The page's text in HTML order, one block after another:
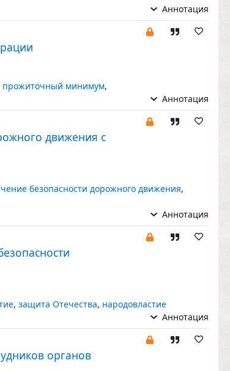
Аннотация
прожиточный минимум,
Аннотация
движения с
безопасности дорожного движения,
Аннотация
, защита Отечества, народовластие
Аннотация
органов